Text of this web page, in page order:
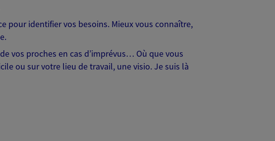
pour identifier vos besoins. Mieux vous connaître,
vos proches en cas d’imprévus… Où que vous
ou sur votre lieu de travail, une visio. Je suis là